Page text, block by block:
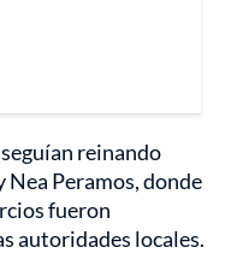
reinando
Nea Peramos, donde
fueron
autoridades locales.